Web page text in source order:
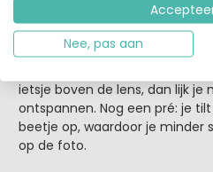
7. Niet in de camera kijken
Net als vroeger op school bij
kijk niet recht in de lens maar
ietsje boven de lens, dan lijk
ontspannen. Nog een pré: je
beetje op, waardoor je minder
op de foto.
Nee, pas aan